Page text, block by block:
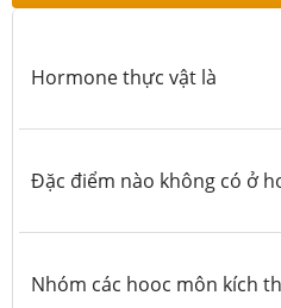
Hormone thực vật là
Đặc điểm nào không có ở
Nhóm các hooc môn kích